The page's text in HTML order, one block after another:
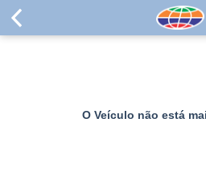
O Veículo não está